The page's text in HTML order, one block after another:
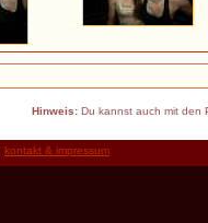
Hinweis:Du kannst auch mit den
kontakt & impressum